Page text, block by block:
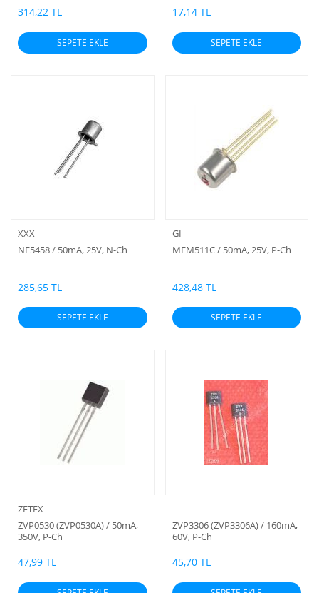
314,22 TL
SEPETE EKLE
17,14 TL
SEPETE EKLE
XXX
NF5458 / 50mA, 25V, N-Ch
285,65 TL
SEPETE EKLE
GI
MEM511C / 50mA, 25V, P-Ch
428,48 TL
SEPETE EKLE
ZETEX
ZVP0530 (ZVP0530A) / 50mA,
350V, P-Ch
47,99 TL
ZVP3306 (ZVP3306A) / 160mA,
60V, P-Ch
45,70 TL